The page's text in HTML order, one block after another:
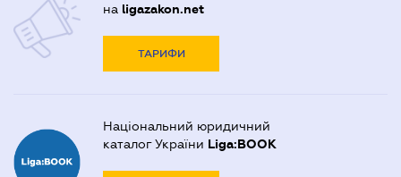
на ligazakon.net
ТАРИФИ
Національний юридичний
каталог України Liga:BOOK